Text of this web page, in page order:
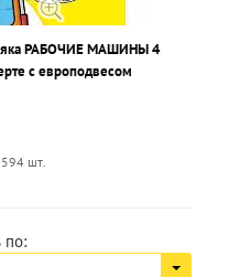
РАБОЧИЕ МАШИНЫ 4
с европодвесом
594 шт.
по: